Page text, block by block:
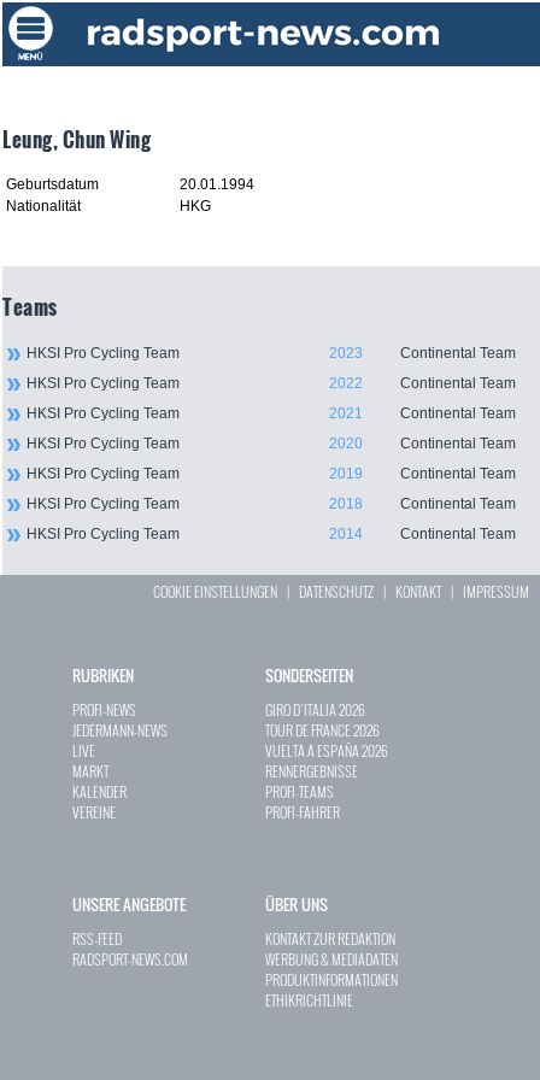
Leung, Chun Wing
Geburtsdatum
20.01.1994
Nationalität
HKG
Teams
HKSI Pro Cycling Team 2023
Continental Team
HKSI Pro Cycling Team
2022
Continental Team
HKSI Pro Cycling Team
2021
Continental Team
HKSI Pro Cycling Team
2020
Continental Team
HKSI Pro Cycling Team
2019
Continental Team
HKSI Pro Cycling Team
2018
Continental Team
HKSI Pro Cycling Team
2014 Continental Team
COOKIE EINSTELLUNGEN | DATENSCHUTZ | KONTAKT| IMPRESSUM
RUBRIKEN
PROFI-NEWS
JEDERMANN-NEWS
LIVE
MARKT
KALENDER
VEREINE
SONDERSEITEN
GIRO D`ITALIA 2026
TOUR DE FRANCE 2026
VUELTA A ESPAÑA 2026
RENNERGEBNISSE
PROFI-TEAMS
PROFI-FAHRER
UNSERE ANGEBOTE
RSS-FEED
RADSPORT-NEWS.COM
ÜBER UNS
KONTAKT ZUR REDAKTION
WERBUNG & MEDIADATEN
PRODUKTINFORMATIONEN
ETHIKRICHTLINIE